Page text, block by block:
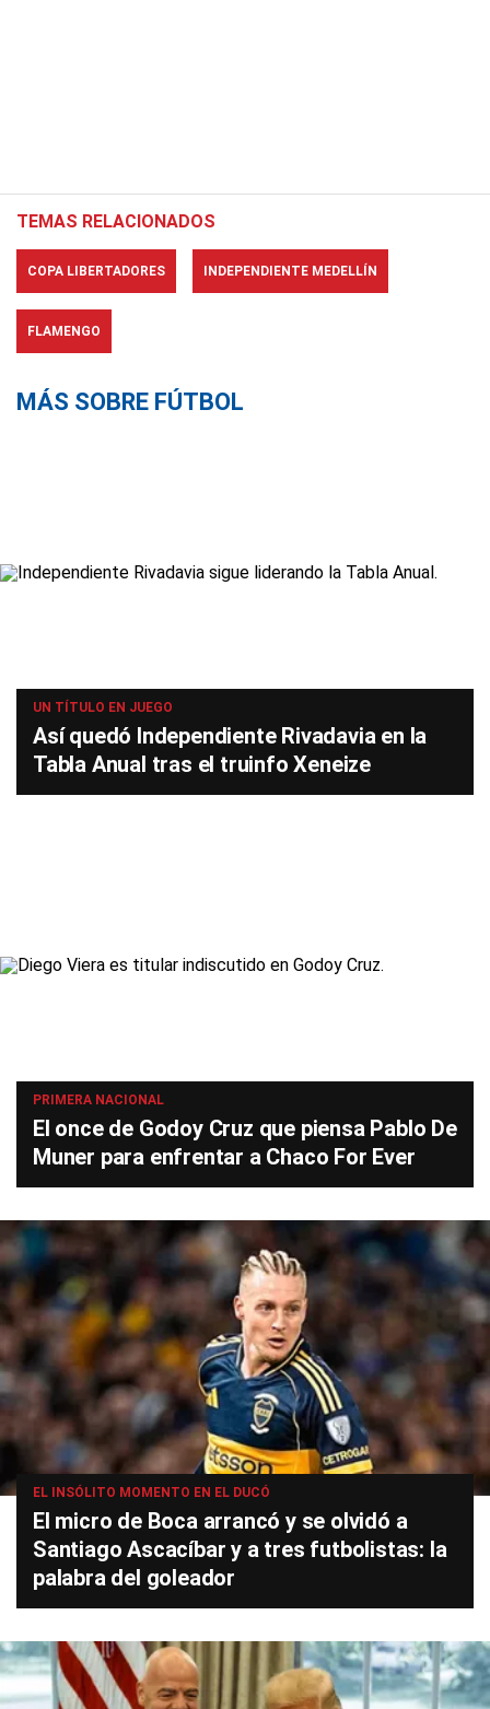
TEMAS RELACIONADOS
COPA LIBERTADORES INDEPENDIENTE MEDELLÍN
FLAMENGO
MÁS SOBRE FÚTBOL
UN TÍTULO EN JUEGO
Así quedó Independiente Rivadavia en la
Tabla Anual tras el truinfo Xeneize
PRIMERA NACIONAL
El once de Godoy Cruz que piensa Pablo De
Muner para enfrentar a Chaco For Ever
EL INSÓLITO MOMENTO EN EL DUCÓ
El micro de Boca arrancó y se olvidó a
Santiago Ascacíbar y a tres futbolistas: la
palabra del goleador